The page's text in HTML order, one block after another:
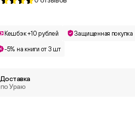
Кешбэк +10 рублей Защищенная покупка
-5% на книги от 3 шт
Доставка
по Ураю